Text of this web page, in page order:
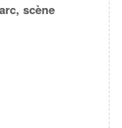
scène